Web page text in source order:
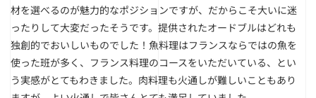
材を選べるのが魅力的なポジションですが、だからこそ大いに迷
ったりして大変だったそうです。提供されたオードブルはどれも
独創的でおいしいものでした！魚料理はフランスならではの魚を
使った班が多く、フランス料理のコースをいただいている、とい
う実感がとてもわきました。肉料理も火通しが難しいこともあり